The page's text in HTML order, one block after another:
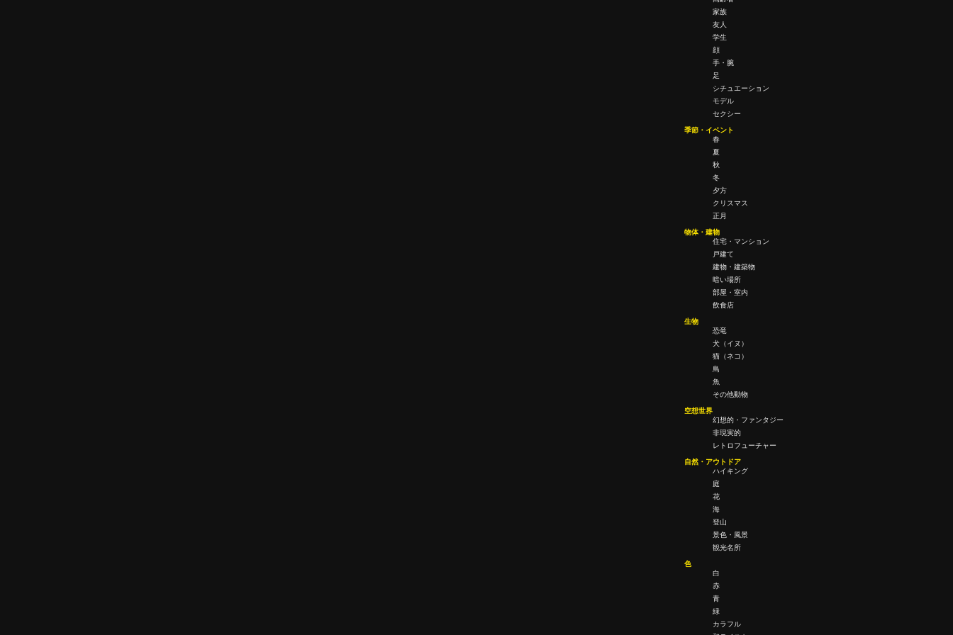
家族
友人
学生
顔
手・腕
足
シチュエーション
モデル
セクシー
季節・イベント
春
夏
秋
冬
夕方
クリスマス
正月
物体・建物
住宅・マンション
戸建て
建物・建築物
暗い場所
部屋・室内
飲食店
生物
恐竜
犬（イヌ）
猫（ネコ）
鳥
魚
その他動物
空想世界
幻想的・ファンタジー
非現実的
レトロフューチャー
自然・アウトドア
ハイキング
庭
花
海
登山
景色・風景
観光名所
色
白
赤
青
緑
カラフル